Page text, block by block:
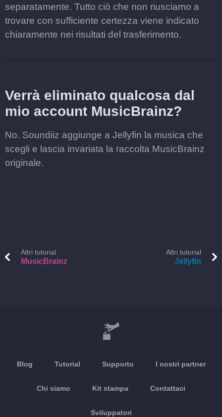
separatamente. Tutto ciò che non riusciamo a
trovare con sufficiente certezza viene indicato
chiaramente nei risultati del trasferimento.
Verrà eliminato qualcosa dal
mio account MusicBrainz?
No. Soundiiz aggiunge a Jellyfin la musica che
scegli e lascia invariata la raccolta MusicBrainz
originale.
Altri tutorial
MusicBrainz
Altri tutorial
Jellyfin
Blog Tutorial Supporto I nostri partner
Chi siamo Kit stampa Contattaci
Sviluppatori